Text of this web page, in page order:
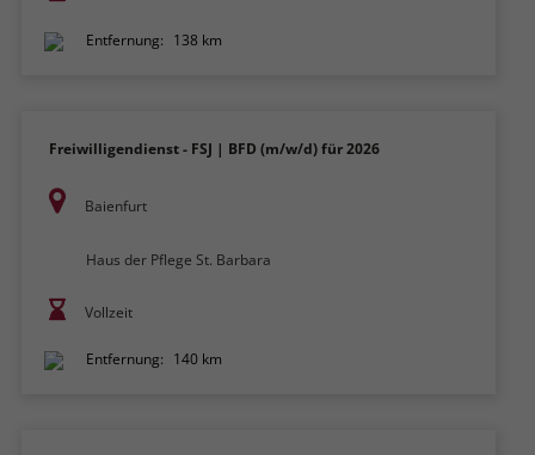
Entfernung: 138 km
Freiwilligendienst - FSJ | BFD (m/w/d) für 2026
Baienfurt
Haus der Pflege St. Barbara
Vollzeit
Entfernung: 140 km